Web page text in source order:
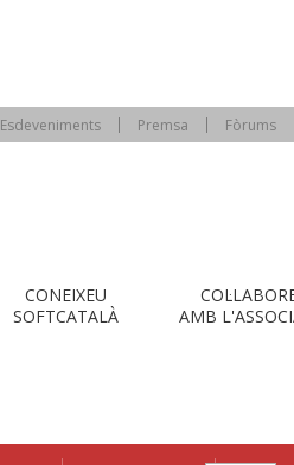
Esdeveniments Premsa Fòrums
CONEIXEU
SOFTCATALÀ
AMB